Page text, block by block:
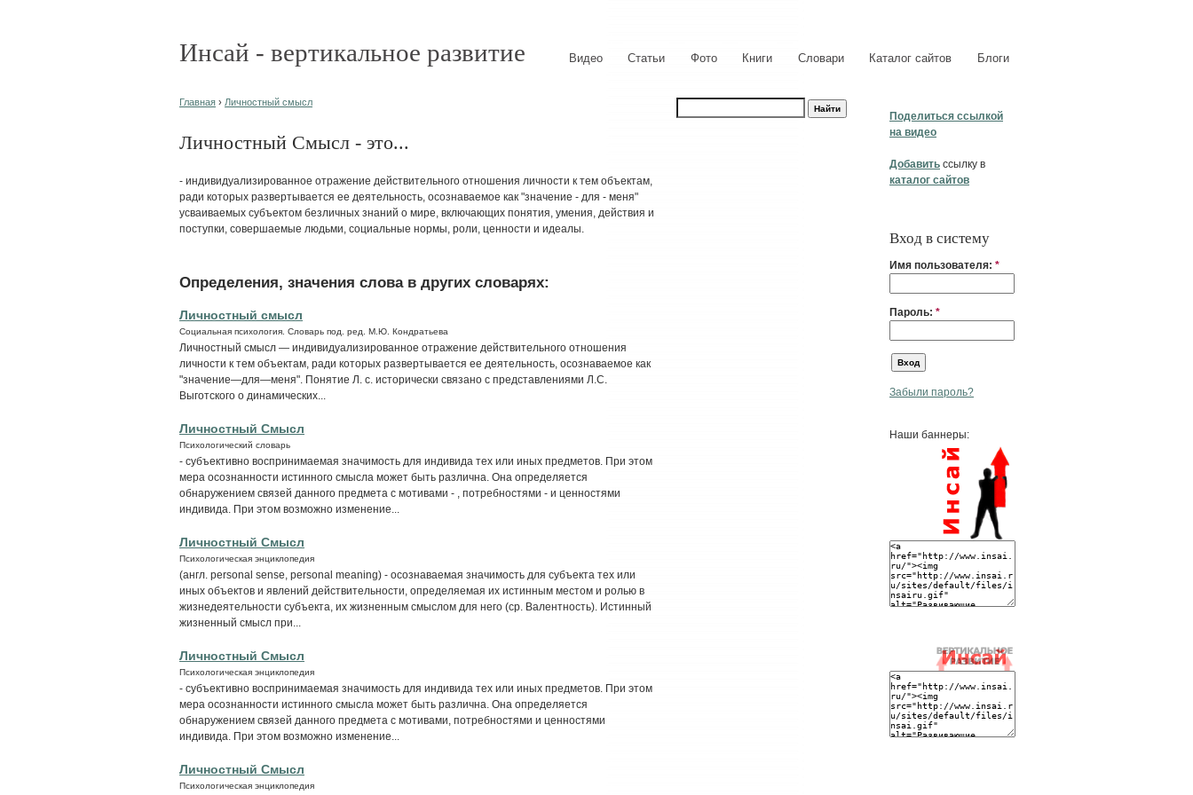
Инсай - вертикальное развитие Видео Статьи Фото Книги Словари Каталог сайтов Блоги
Поделиться ссылкой
на видео
Добавить ссылку в
каталог сайтов
Вход в систему
Имя пользователя: *
Пароль: *
Забыли пароль?
Наши баннеры:
Главная › Личностный смысл
Личностный Смысл - это...
- индивидуализированное отражение действительного отношения личности к тем объектам,
ради которых развертывается ее деятельность, осознаваемое как "значение - для - меня"
усваиваемых субъектом безличных знаний о мире, включающих понятия, умения, действия и
поступки, совершаемые людьми, социальные нормы, роли, ценности и идеалы.
Определения, значения слова в других словарях:
Личностный смысл
Социальная психология. Словарь под. ред. М.Ю. Кондратьева
Личностный смысл — индивидуализированное отражение действительного отношения
личности к тем объектам, ради которых развертывается ее деятельность, осознаваемое как
"значение—для—меня". Понятие Л. с. исторически связано с представлениями Л.С.
Выготского о динамических...
Личностный Смысл
Психологический словарь
- субъективно воспринимаемая значимость для индивида тех или иных предметов. При этом
мера осознанности истинного смысла может быть различна. Она определяется
обнаружением связей данного предмета с мотивами - , потребностями - и ценностями
индивида. При этом возможно изменение...
Личностный Смысл
Психологическая энциклопедия
(англ. personal sense, personal meaning) - осознаваемая значимость для субъекта тех или
иных объектов и явлений действительности, определяемая их истинным местом и ролью в
жизнедеятельности субъекта, их жизненным смыслом для него (ср. Валентность). Истинный
жизненный смысл при...
Личностный Смысл
Психологическая энциклопедия
- субъективно воспринимаемая значимость для индивида тех или иных предметов. При этом
мера осознанности истинного смысла может быть различна. Она определяется
обнаружением связей данного предмета с мотивами, потребностями и ценностями
индивида. При этом возможно изменение...
Личностный Смысл
Психологическая энциклопедия